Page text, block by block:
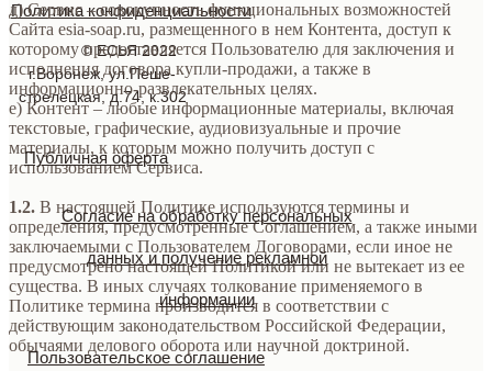
Политика конфиденциальности
© ЕСЬЯ 2022
г.Воронеж, ул.Пеше-
стрелецкая, д.74, к.302
Публичная оферта
Согласие на обработку персональных
данных и получение рекламной
информации
Пользовательское соглашение
д) Сервис – совокупность функциональных возможностей
Сайта esia-soap.ru, размещенного в нем Контента, доступ к
которому предоставляется Пользователю для заключения и
исполнения договора купли-продажи, а также в
информационно-развлекательных целях.
е) Контент – любые информационные материалы, включая
текстовые, графические, аудиовизуальные и прочие
материалы, к которым можно получить доступ с
использованием Сервиса.
1.2. В настоящей Политике используются термины и
определения, предусмотренные Соглашением, а также иными
заключаемыми с Пользователем Договорами, если иное не
предусмотрено настоящей Политикой или не вытекает из ее
существа. В иных случаях толкование применяемого в
Политике термина производится в соответствии с
действующим законодательством Российской Федерации,
обычаями делового оборота или научной доктриной.